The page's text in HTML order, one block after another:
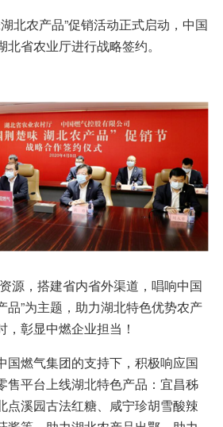
北农产品”促销活动正式启动，中国
省农业厅进行战略签约。
源，搭建省内省外渠道，唱响中国
品”为主题，助力湖北特色优势农产
彰显中燃企业担当！
国燃气集团的支持下，积极响应国
售平台上线湖北特色产品：宜昌秭
点溪园古法红糖、咸宁珍胡雪酸辣